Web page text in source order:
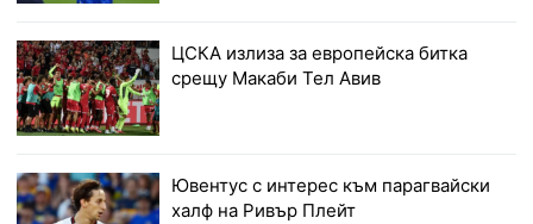
ЦСКА излиза за европейска битка
срещу Макаби Тел Авив
Ювентус с интерес към парагвайски
халф на Ривър Плейт